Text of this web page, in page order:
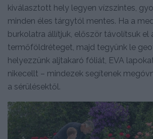
kiválasztott hely legyen vízszintes,
minden éles tárgytól mentes. Ha a
burkolatra állítjuk, először távolítsuk el
termőföldréteget, majd tegyünk le
helyezzünk aljtakaró fóliát, EVA
nikecellt – mindezek segítenek
a sérülésektől.